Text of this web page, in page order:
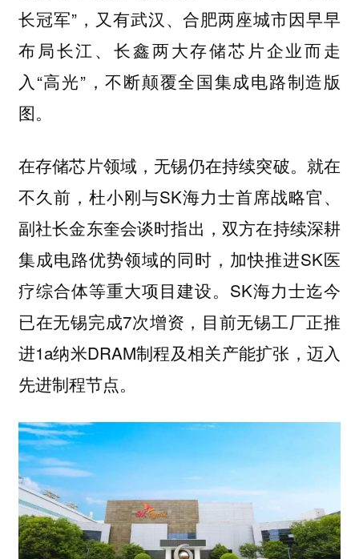
长冠军”，又有武汉、合肥两座城市因早早
布局长江、长鑫两大存储芯片企业而走
入“高光”，不断颠覆全国集成电路制造版
图。
在存储芯片领域，无锡仍在持续突破。就在
不久前，杜小刚与SK海力士首席战略官、
副社长金东奎会谈时指出，双方在持续深耕
集成电路优势领域的同时，加快推进SK医
疗综合体等重大项目建设。SK海力士迄今
已在无锡完成7次增资，目前无锡工厂正推
进1a纳米DRAM制程及相关产能扩张，迈入
先进制程节点。